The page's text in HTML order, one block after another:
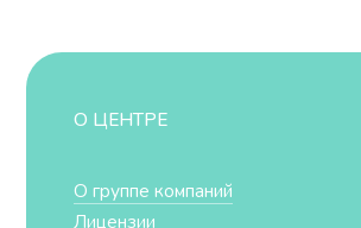
О ЦЕНТРЕ
О группе компаний
Лицензии